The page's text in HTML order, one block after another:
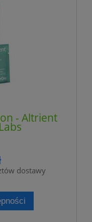
- Altrient
dostawy